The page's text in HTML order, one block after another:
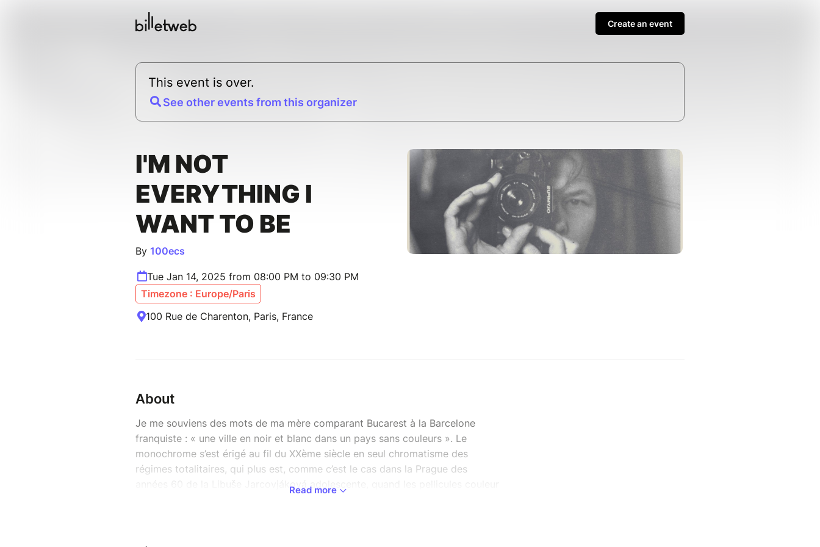
Create an event
This event is over.
See other events from this organizer
I'M NOT
EVERYTHING I
WANT TO BE
By 100ecs
Tue Jan 14, 2025 from 08:00 PM to 09:30 PM
Timezone : Europe/Paris
100 Rue de Charenton, Paris, France
About
Je me souviens des mots de ma mère comparant Bucarest à la Barcelone
franquiste : « une ville en noir et blanc dans un pays sans couleurs ». Le
monochrome s’est érigé au fil du XXème siècle en seul chromatisme des
régimes totalitaires, qui plus est, comme c’est le cas dans la Prague des
années 60 de la Libuše Jarcovjáková adolescente, quand les pellicules couleur
Read more